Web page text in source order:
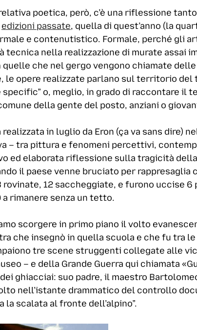
poetica, però, c’è una riflessione
edizioni passate, quella di quest’anno (la
e contenutistico. Formale, perché gli
tecnica nella realizzazione di murate assai
che nel gergo vengono chiamate
le opere realizzate parlano sul territorio
o, meglio, in grado di raccontare il
della gente del posto, anziani o
in luglio da Eron (ça va sans dire)
– tra pittura e fenomeni percettivi,
ed elaborata riflessione sulla tragicità della
il paese venne bruciato per rappresaglia
12 saccheggiate, e furono uccise 6
rimanere senza un tetto.
scorgere in primo piano il volto
che insegnò in quella scuola e che fu tra
tre scene struggenti collegate alle
– e della Grande Guerra qui chiamata
ghiacciai: suo padre, il maestro
nell’istante drammatico del controllo
la scalata al fronte dell’alpino”.